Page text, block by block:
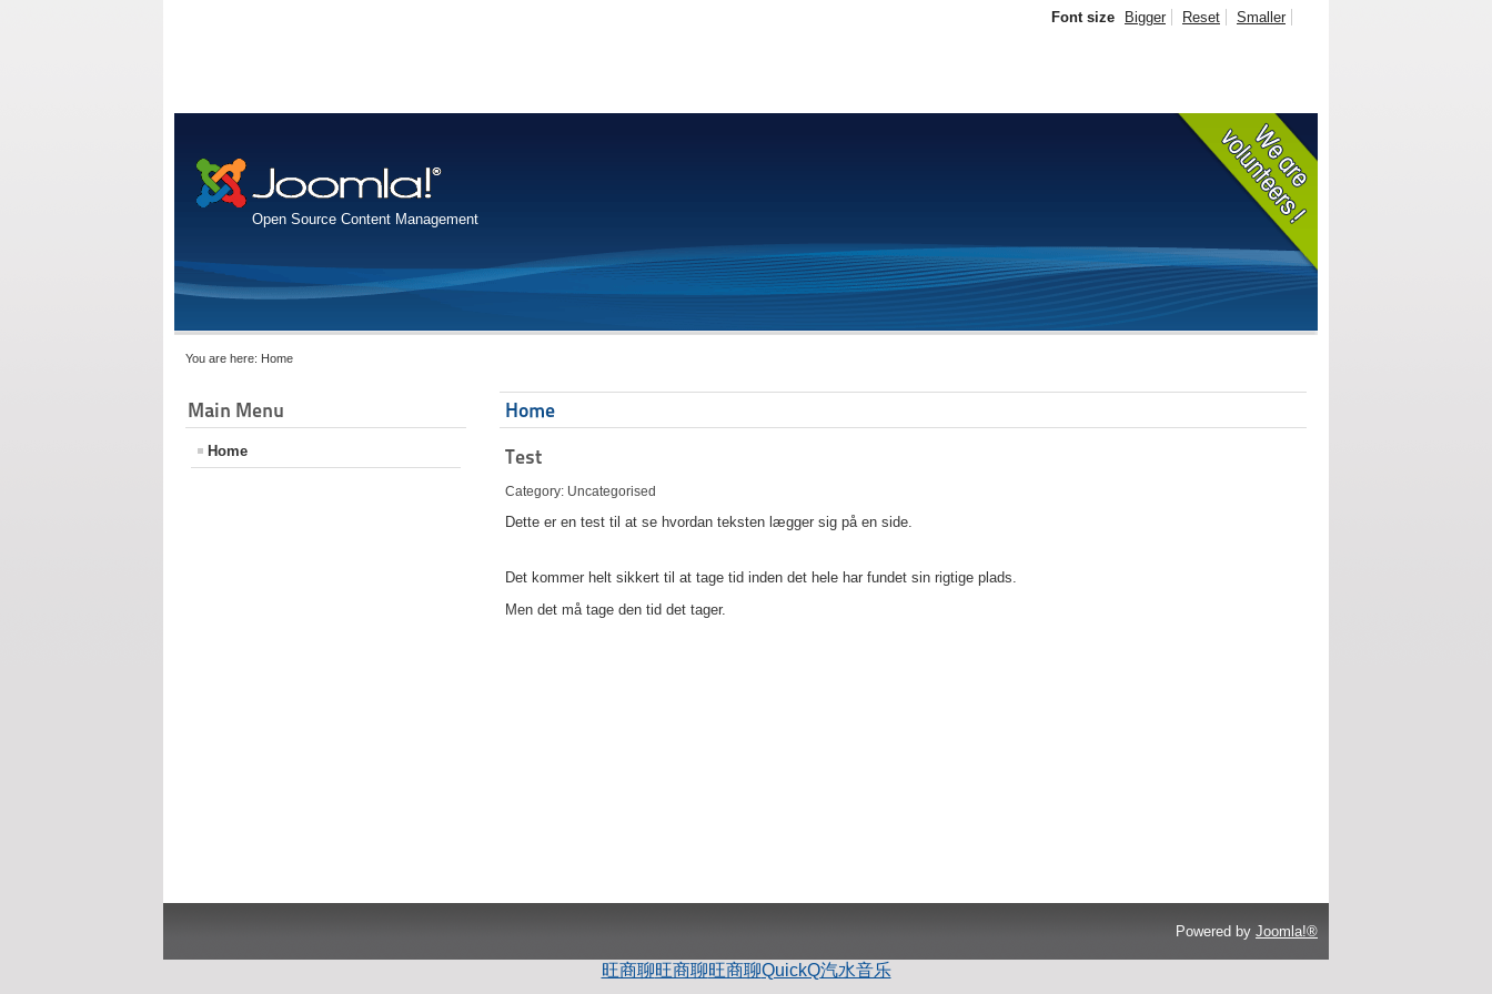
Open Source Content Management
Font size Bigger Reset Smaller
You are here: Home
Main Menu
Home
Home
Test
Category: Uncategorised
Dette er en test til at se hvordan teksten lægger sig på en side.
Det kommer helt sikkert til at tage tid inden det hele har fundet sin rigtige plads.
Men det må tage den tid det tager.
Powered by Joomla!®
旺商聊旺商聊旺商聊QuickQ汽水音乐